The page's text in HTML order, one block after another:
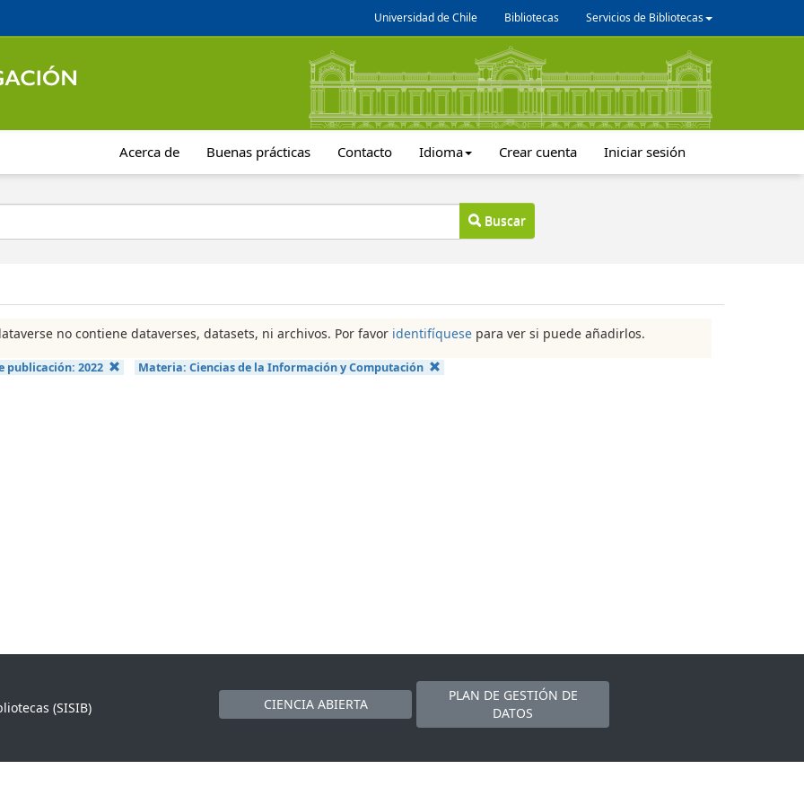
Universidad de Chile Bibliotecas Servicios de Bibliotecas
Acerca de Buenas prácticas Contacto Idioma Crear cuenta Iniciar sesión
Buscar
no contiene dataverses, datasets, ni archivos. Por favor identifíquese para ver si puede añadirlos.
publicación: 2022 Materia:Ciencias de la Información y Computación
(SISIB)
CIENCIA ABIERTA
PLAN DE GESTIÓN DE
DATOS